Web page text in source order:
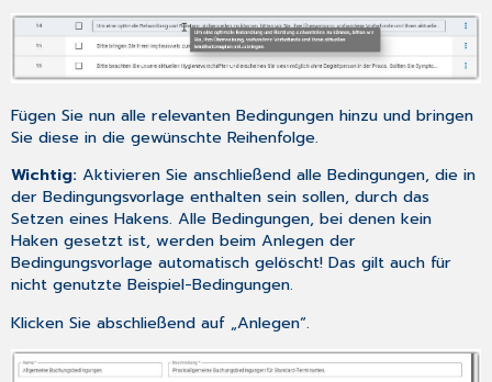
Fügen Sie nun alle relevanten Bedingungen hinzu und bringen
Sie diese in die gewünschte Reihenfolge.
Wichtig:Aktivieren Sie anschließend alle Bedingungen, die in
der Bedingungsvorlage enthalten sein sollen, durch das
Setzen eines Hakens. Alle Bedingungen, bei denen kein
Haken gesetzt ist, werden beim Anlegen der
Bedingungsvorlage automatisch gelöscht! Das gilt auch für
nicht genutzte Beispiel-Bedingungen.
Klicken Sie abschließend auf „Anlegen“.